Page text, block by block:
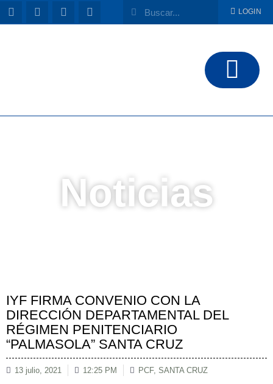
LOGIN
Noticias
IYF FIRMA CONVENIO CON LA
DIRECCIÓN DEPARTAMENTAL DEL
RÉGIMEN PENITENCIARIO
“PALMASOLA” SANTA CRUZ
13 julio, 2021 12:25 PM PCF, SANTA CRUZ